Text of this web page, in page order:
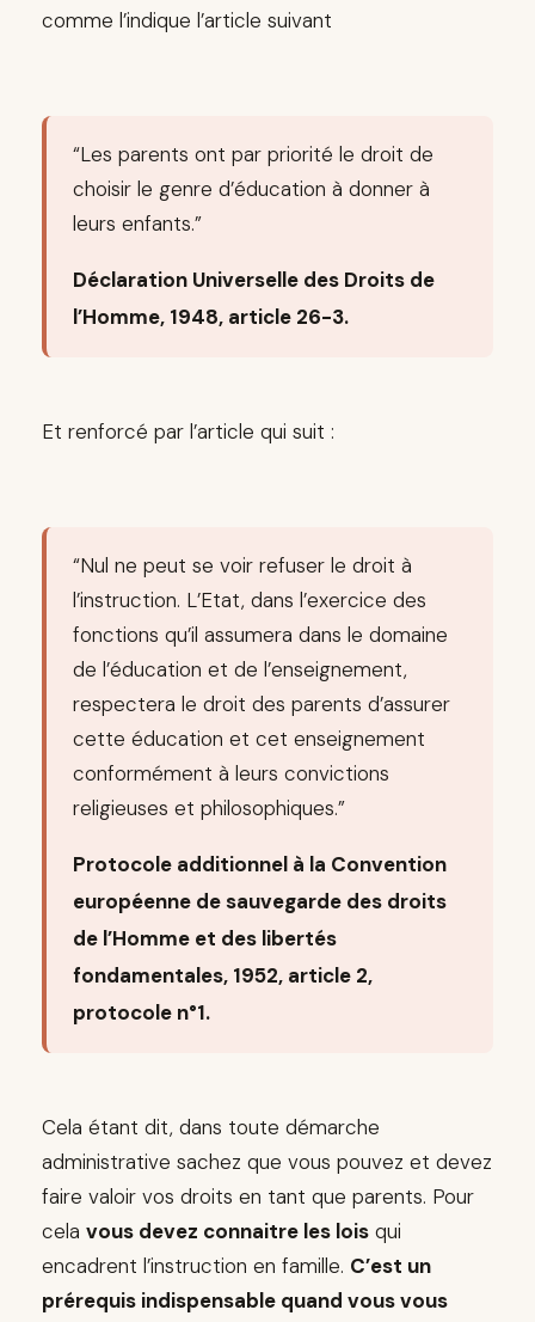
comme l’indique l’article suivant
“Les parents ont par priorité le droit de
choisir le genre d’éducation à donner à
leurs enfants.”
Déclaration Universelle des Droits de
l’Homme, 1948, article 26-3.
Et renforcé par l’article qui suit :
“Nul ne peut se voir refuser le droit à
l’instruction. L’Etat, dans l’exercice des
fonctions qu’il assumera dans le domaine
de l’éducation et de l’enseignement,
respectera le droit des parents d’assurer
cette éducation et cet enseignement
conformément à leurs convictions
religieuses et philosophiques.”
Protocole additionnel à la Convention
européenne de sauvegarde des droits
de l’Homme et des libertés
fondamentales, 1952, article 2,
protocole n°1.
Cela étant dit, dans toute démarche
administrative sachez que vous pouvez et devez
faire valoir vos droits en tant que parents. Pour
cela vous devez connaitre les loisqui
encadrent l’instruction en famille. C’est un
prérequis indispensable quand vous vous